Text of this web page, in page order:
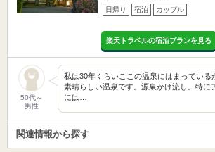
日帰り 宿泊 カップル
楽天トラベルの宿泊プランを見る
50代～
男性
私は30年くらいここの温泉にはまっている
素晴らしい温泉です。源泉かけ流し。特に
には…
関連情報から探す